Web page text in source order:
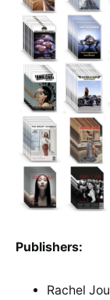
Publishers:
Rachel